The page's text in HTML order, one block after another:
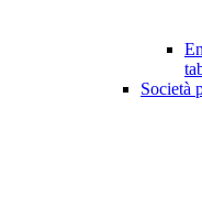
Società